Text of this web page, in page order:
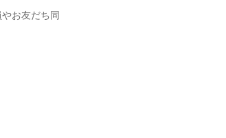
お友だち同